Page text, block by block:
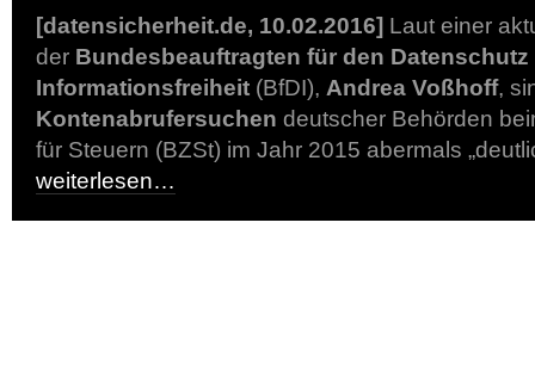
[datensicherheit.de, 10.02.2016] Laut einer
der Bundesbeauftragten für den
Informationsfreiheit (BfDI), Andrea Voßhoff,
Kontenabrufersuchen deutscher Behörden
für Steuern (BZSt) im Jahr 2015 abermals
weiterlesen…